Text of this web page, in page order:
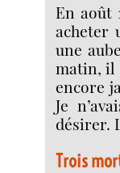
En août
acheter
une
matin, il
encore
Je
désirer.
Trois